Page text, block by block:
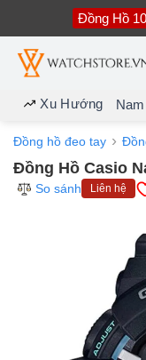
nội
dung
Đồng Hồ
Xu Hướng Nam
Đồng hồ đeo tay
Đồng Hồ Casio
So sánh
Liên hệ